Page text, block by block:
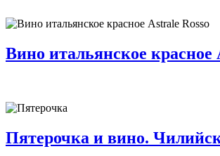
Вино итальянское красное
Пятерочка и вино.